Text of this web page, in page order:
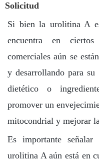
Solicitud
Si bien la urolitina A
encuentra en
comerciales aún se
y desarrollando para
dietético o
promover un
mitocondrial y mejorar
Es importante
urolitina A aún está en